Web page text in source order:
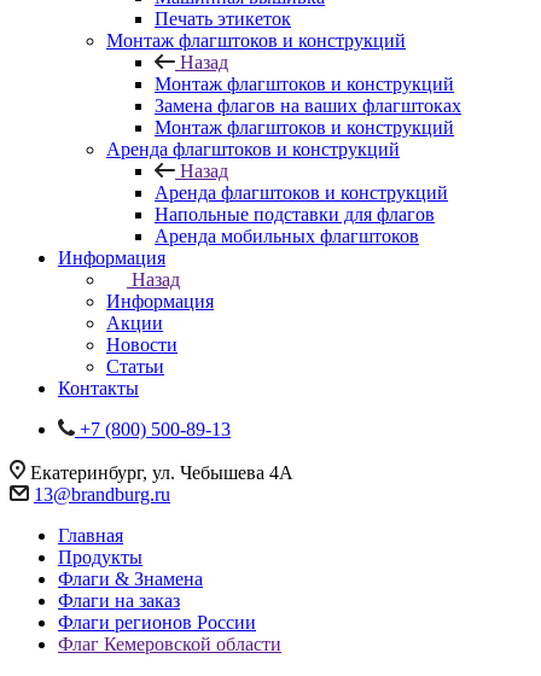
Печать этикеток
Монтаж флагштоков и конструкций
Назад
Монтаж флагштоков и конструкций
Замена флагов на ваших флагштоках
Монтаж флагштоков и конструкций
Аренда флагштоков и конструкций
Назад
Аренда флагштоков и конструкций
Напольные подставки для флагов
Аренда мобильных флагштоков
Информация
Назад
Информация
Акции
Новости
Статьи
Контакты
+7 (800) 500-89-13
Екатеринбург, ул. Чебышева 4А
13@brandburg.ru
Главная
Продукты
Флаги & Знамена
Флаги на заказ
Флаги регионов России
Флаг Кемеровской области